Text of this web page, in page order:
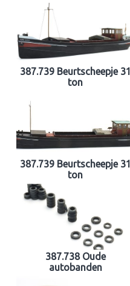
387.739 Beurtscheepje 31
ton
387.739 Beurtscheepje 31
ton
387.738 Oude
autobanden